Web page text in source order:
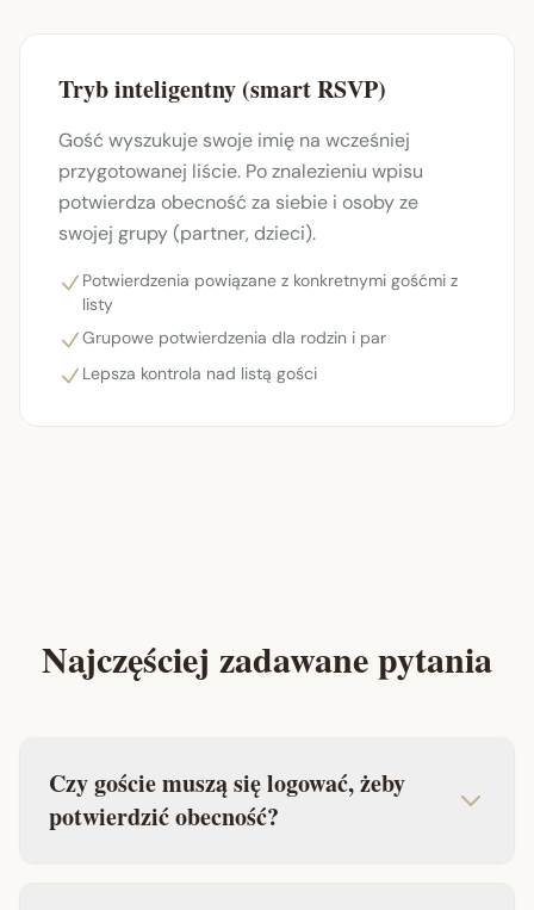
Tryb inteligentny (smart RSVP)
Gość wyszukuje swoje imię na wcześniej
przygotowanej liście. Po znalezieniu wpisu
potwierdza obecność za siebie i osoby ze
swojej grupy (partner, dzieci).
Potwierdzenia powiązane z konkretnymi gośćmi z
listy
Grupowe potwierdzenia dla rodzin i par
Lepsza kontrola nad listą gości
Najczęściej zadawane pytania
Czy goście muszą się logować, żeby
potwierdzić obecność?